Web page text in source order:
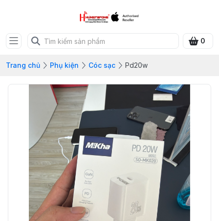
0
Trang chủ Phụ kiện Cóc sạc Pd20w